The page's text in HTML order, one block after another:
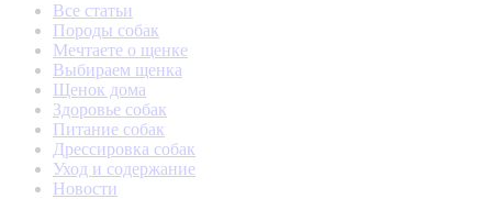
Все статьи
Породы собак
Мечтаете о щенке
Выбираем щенка
Щенок дома
Здоровье собак
Питание собак
Дрессировка собак
Уход и содержание
Новости